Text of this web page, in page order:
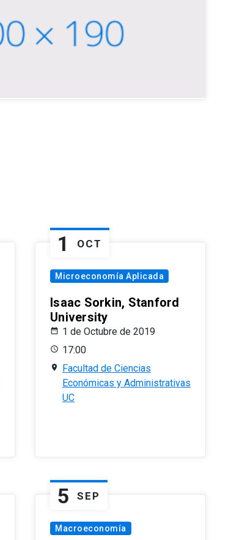
1 OCT
Microeconomía Aplicada
Isaac Sorkin, Stanford
University
1 de Octubre de 2019
17:00
Facultad de Ciencias
Económicas y Administrativas
UC
5 SEP
Macroeconomía